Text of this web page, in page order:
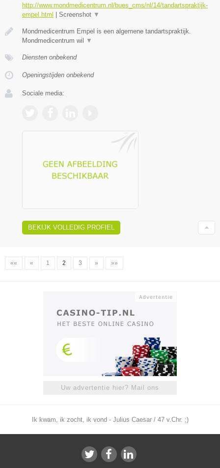
http://www.mondmedicentrum.nl/bues_cms/nl/14/tandartspraktijk-
empel.html
Screenshot ▼
Mondmedicentrum Empel is een algemene tandartspraktijk.
Mondmedicentrum wil
▼
Diensten onbekend
Openingstijden onbekend
Sociale media:
BEKIJK VOLLEDIG PROFIEL
«« « 1 2 3 » »»
Uw advertentie hier? Mail ons
Ik kwam, ik zocht, ik vond - Julius Caesar / 47 v.Chr. ;)